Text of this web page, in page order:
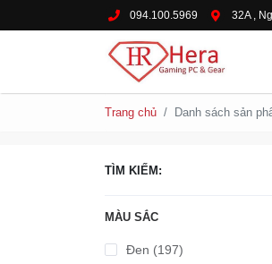
094.100.5969 32A ,
Trang chủ Danh sách sản
TÌM KIẾM:
MÀU SẮC
Đen (197)